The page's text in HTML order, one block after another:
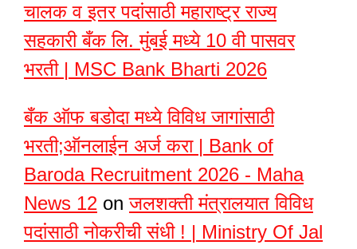
चालक व इतर पदांसाठी महाराष्ट्र राज्य
सहकारी बँक लि. मुंबई मध्ये 10 वी पासवर
भरती | MSC Bank Bharti 2026
बँक ऑफ बडोदा मध्ये विविध जागांसाठी
भरती;ऑनलाईन अर्ज करा | Bank of
Baroda Recruitment 2026 - Maha
News 12 onजलशक्ती मंत्रालयात विविध
पदांसाठी नोकरीची संधी ! | Ministry Of Jal